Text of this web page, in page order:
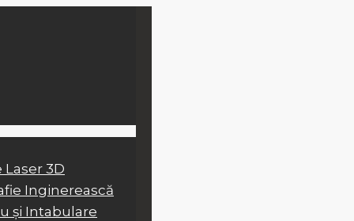
Laser 3D
Inginerească
și Intabulare